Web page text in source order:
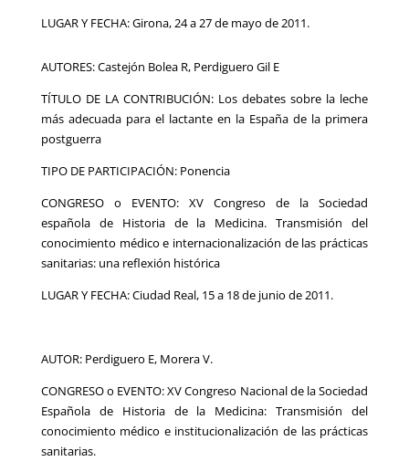
LUGAR Y FECHA: Girona, 24 a 27 de mayo de 2011.
AUTORES: Castejón Bolea R, Perdiguero Gil E
TÍTULO DE LA CONTRIBUCIÓN: Los debates sobre la leche
más adecuada para el lactante en la España de la primera
postguerra
TIPO DE PARTICIPACIÓN: Ponencia
CONGRESO o EVENTO: XV Congreso de la Sociedad
española de Historia de la Medicina. Transmisión del
conocimiento médico e internacionalización de las prácticas
sanitarias: una reflexión histórica
LUGAR Y FECHA: Ciudad Real, 15 a 18 de junio de 2011.
AUTOR: Perdiguero E, Morera V.
CONGRESO o EVENTO: XV Congreso Nacional de la Sociedad
Española de Historia de la Medicina: Transmisión del
conocimiento médico e institucionalización de las prácticas
sanitarias.